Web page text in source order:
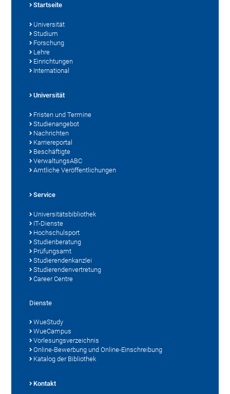
Startseite
Universität
Studium
Forschung
Lehre
Einrichtungen
International
Universität
Fristen und Termine
Studienangebot
Nachrichten
Karriereportal
Beschäftigte
VerwaltungsABC
Amtliche Veröffentlichungen
Service
Universitätsbibliothek
IT-Dienste
Hochschulsport
Studienberatung
Prüfungsamt
Studierendenkanzlei
Studierendenvertretung
Career Centre
Dienste
WueStudy
WueCampus
Vorlesungsverzeichnis
Online-Bewerbung und Online-Einschreibung
Katalog der Bibliothek
Kontakt